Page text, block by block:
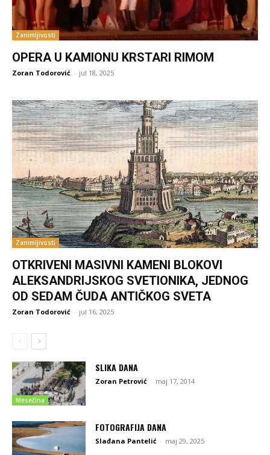
Zanimljivosti
OPERA U KAMIONU KRSTARI RIMOM
Zoran Todorović - jul 18, 2025
Zanimljivosti
OTKRIVENI MASIVNI KAMENI BLOKOVI
ALEKSANDRIJSKOG SVETIONIKA, JEDNOG
OD SEDAM ČUDA ANTIČKOG SVETA
Zoran Todorović - jul 16, 2025
Mesečina
SLIKA DANA
Zoran Petrović - maj 17, 2014
FOTOGRAFIJA DANA
Slađana Pantelić - maj 29, 2025